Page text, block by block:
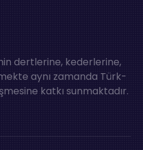
dertlerine, kederlerine,
aynı zamanda Türk-
katkı sunmaktadır.